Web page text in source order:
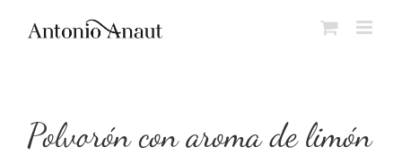
Polvorón con aroma de limón